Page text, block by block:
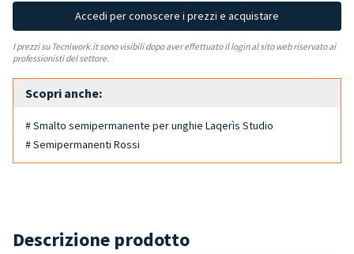
Accedi per conoscere i prezzi e acquistare
I prezzi su Tecniwork.it sono visibili dopo aver effettuato il login al sito web riservato ai
professionisti del settore.
Scopri anche:
# Smalto semipermanente per unghie Laqerìs Studio
# Semipermanenti Rossi
Descrizione prodotto